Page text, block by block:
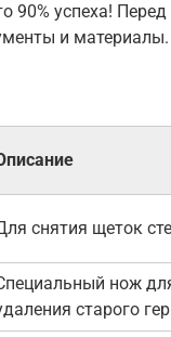
90% успеха!
и
снятия щеток
нож
старого